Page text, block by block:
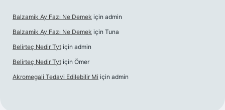
Balzamik Ay Fazı Ne Demek için admin
Balzamik Ay Fazı Ne Demek için Tuna
Belirteç Nedir Tyt için admin
Belirteç Nedir Tyt için Ömer
Akromegali Tedavi Edilebilir Mi için admin